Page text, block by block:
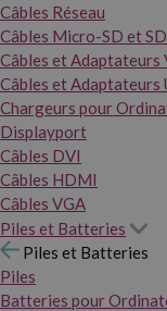
Câbles Réseau
Câbles Micro-SD et
Câbles et Adaptateurs
Câbles et Adaptateurs
Chargeurs pour
Displayport
Câbles DVI
Câbles HDMI
Câbles VGA
Piles et Batteries
Piles et Batteries
Piles
Batteries pour